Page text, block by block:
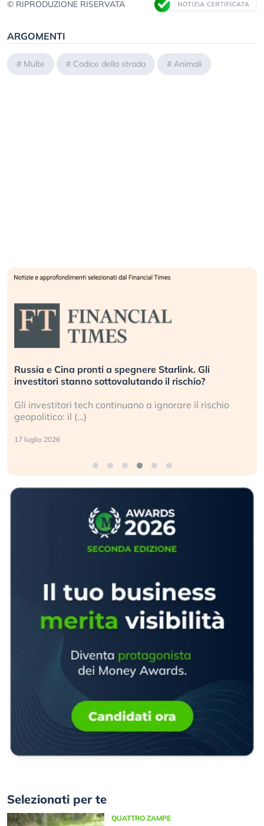
© RIPRODUZIONE RISERVATA
ARGOMENTI
# Multe # Codice della strada # Animali
Russia e Cina pronti a spegnere Starlink. Gli
investitori stanno sottovalutando il rischio?
Gli investitori tech continuano a ignorare il rischio
geopolitico: il (…)
17 luglio 2026
Selezionati per te
QUATTRO ZAMPE